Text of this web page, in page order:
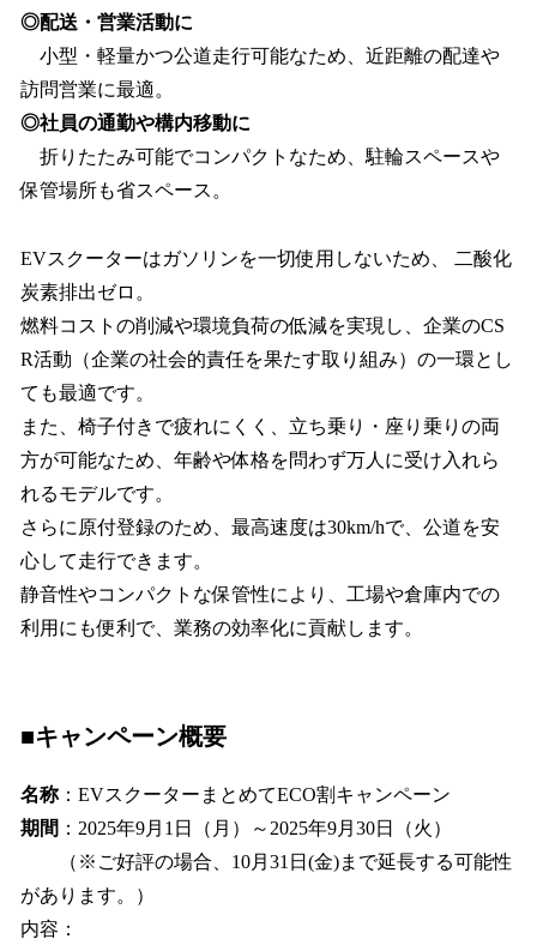
◎配送・営業活動に
小型・軽量かつ公道走行可能なため、近距離の配達や
訪問営業に最適。
◎社員の通勤や構内移動に
折りたたみ可能でコンパクトなため、駐輪スペースや
保管場所も省スペース。
EVスクーターはガソリンを一切使用しないため、 二酸化
炭素排出ゼロ。
燃料コストの削減や環境負荷の低減を実現し、企業のCS
R活動（企業の社会的責任を果たす取り組み）の一環とし
ても最適です。
また、椅子付きで疲れにくく、立ち乗り・座り乗りの両
方が可能なため、年齢や体格を問わず万人に受け入れら
れるモデルです。
さらに原付登録のため、最高速度は30km/hで、公道を安
心して走行できます。
静音性やコンパクトな保管性により、工場や倉庫内での
利用にも便利で、業務の効率化に貢献します。
■キャンペーン概要
名称：EVスクーターまとめてECO割キャンペーン
期間 ：2025年9月1日（月）～2025年9月30日（火）
（※ご好評の場合、10月31日(金)まで延長する可能性
があります。）
内容：